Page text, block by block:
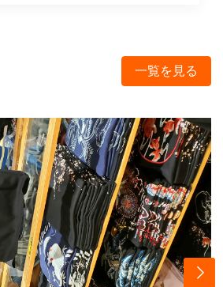
一覧を見る